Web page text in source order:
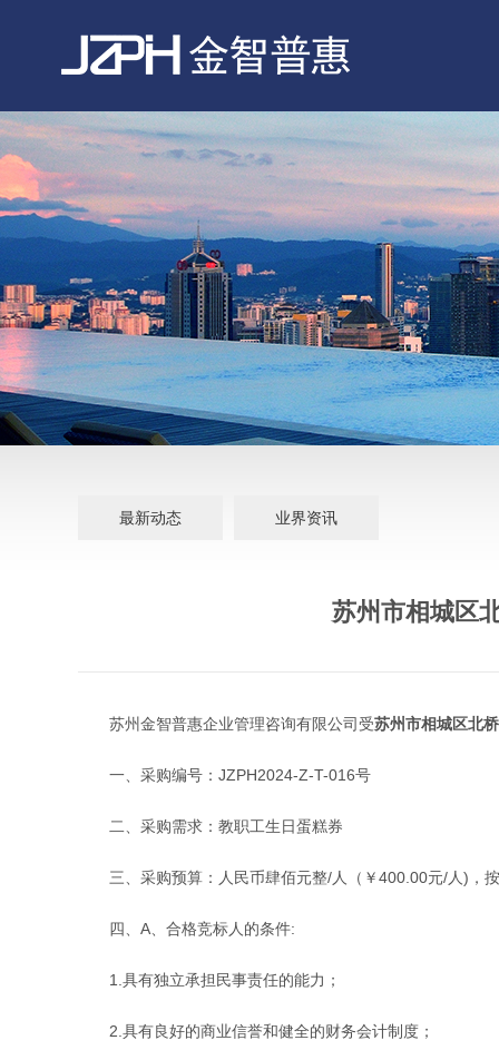
最新动态 业界资讯
苏州市相城区
苏州金智普惠企业管理咨询有限公司受苏州市相城区北
一、采购编号：JZPH2024-Z-T-016号
二、采购需求：教职工生日蛋糕券
三、采购预算： 人民币肆佰元整/人（￥400.00元/人)，
四、 A、合格竞标人的条件:
1.具有独立承担民事责任的能力；
2.具有良好的商业信誉和健全的财务会计制度；